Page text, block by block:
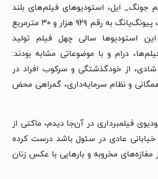
ایل، استودیوهای فیلم‌های بلند
داستانی در اطراف پیونگ‌یانگ به رقم ۹۲۹ هزار و ۳۰ مترمربع
استودیوها سالی چهل فیلم تولید
درام و با موضوعاتی مشابه بودند:
از خودگذشتگی و سرکوب افراد در
و نظام سرمایه‌داری، گمراهی محض
استودیوی فیلمبرداری در آن‌جا دیدم، ماکتی از
خیابانی عادی در سئول باشد درست کرده
مغازه‌های مخروبه و بارهایی با عکس زنان